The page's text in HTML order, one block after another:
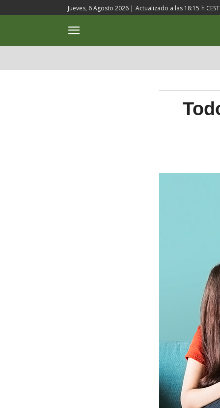
Jueves, 6 Agosto 2026 | Actualizado a las 18:15 h CEST